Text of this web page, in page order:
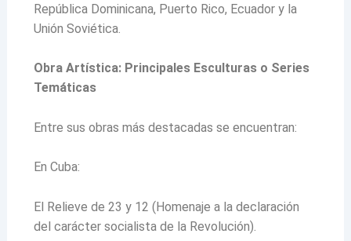
República Dominicana, Puerto Rico, Ecuador y la
Unión Soviética.
Obra Artística: Principales Esculturas o Series
Temáticas
Entre sus obras más destacadas se encuentran:
En Cuba:
El Relieve de 23 y 12 (Homenaje a la declaración
del carácter socialista de la Revolución).